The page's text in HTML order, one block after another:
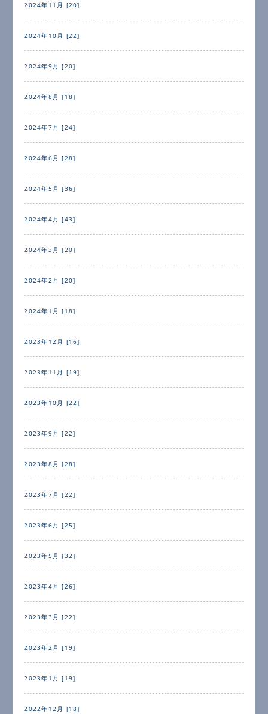
2024年11月 [20]
2024年10月 [22]
2024年9月 [20]
2024年8月 [18]
2024年7月 [24]
2024年6月 [28]
2024年5月 [36]
2024年4月 [43]
2024年3月 [20]
2024年2月 [20]
2024年1月 [18]
2023年12月 [16]
2023年11月 [19]
2023年10月 [22]
2023年9月 [22]
2023年8月 [28]
2023年7月 [22]
2023年6月 [25]
2023年5月 [32]
2023年4月 [26]
2023年3月 [22]
2023年2月 [19]
2023年1月 [19]
2022年12月 [18]